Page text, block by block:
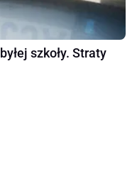
szkoły. Straty